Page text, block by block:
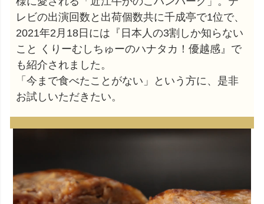
レビの出演回数と出荷個数共に千成亭で1位で、
2021年2月18日には『日本人の3割しか知らない
こと くりーむしちゅーのハナタカ！優越感』で
も紹介されました。
「今まで食べたことがない」という方に、是非
お試しいただきたい。